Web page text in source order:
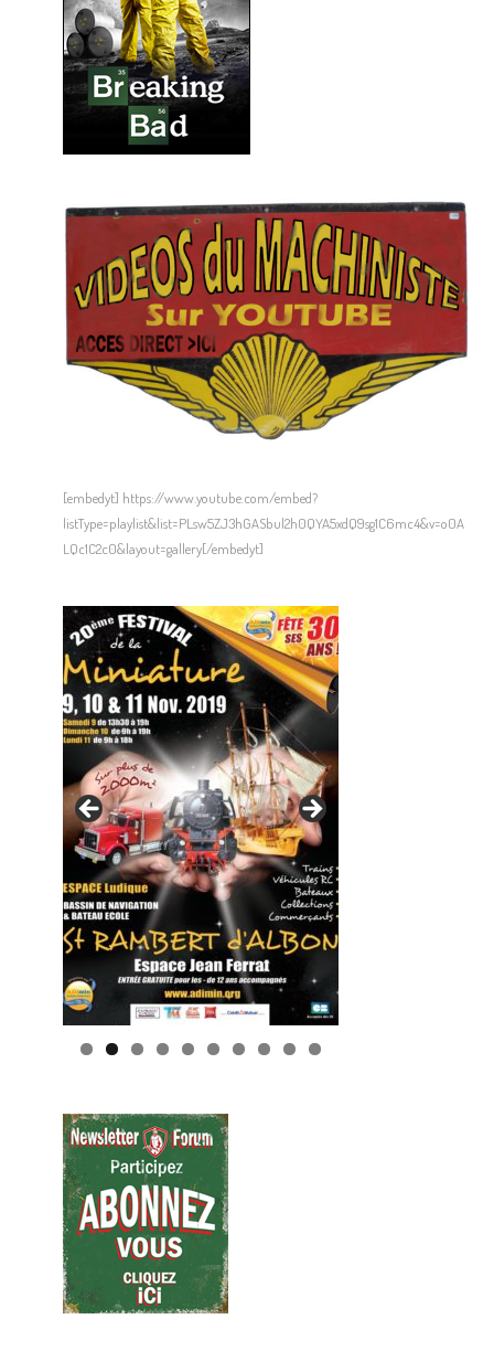
[embedyt] https://www.youtube.com/embed?
listType=playlist&list=PLsw5ZJ3hGASbul2h0QYA5xdQ9sg1C6mc4&v=o0A
LQc1C2c0&layout=gallery[/embedyt]